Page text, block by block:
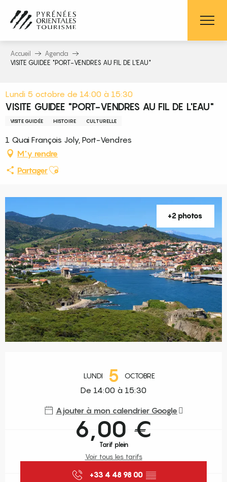
contenu
principal
Accueil
Agenda
VISITE GUIDEE "PORT-VENDRES AU FIL DE L'EAU"
Lundi 5 octobre de 14:00 à 15:30
VISITE GUIDEE "PORT-VENDRES AU FIL DE L'EAU"
VISITE GUIDÉE HISTOIRE CULTURELLE
1 Quai François Joly, Port-Vendres
M'y rendre
PartagerAjouter aux favoris
+2 photos
LUNDI 5 OCTOBRE
De 14:00 à 15:30
Ajouter à mon calendrier Google
6,00 €
Tarif plein
Voir tous les tarifs
+33 4 48 98 00 ▒▒